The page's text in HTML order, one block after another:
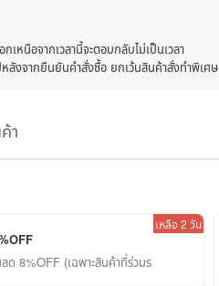
นือจากเวลานี้จะตอบกลับไม่เป็นเวลา
งจากยืนยันคำสั่งซื้อ ยกเว้นสินค้าสั่งทำพิเศษ
า
ด 8%OFF (เฉพาะสินค้าที่ร่วมรายการ)
เหลือ 2 วัน